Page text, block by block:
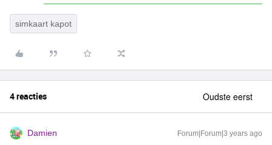
simkaart kapot
4 reacties Oudste eerst
Damien Forum|Forum|3 years ago